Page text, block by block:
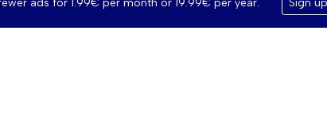
ads for 1.99€ per month or 19.99€ per year. Sign